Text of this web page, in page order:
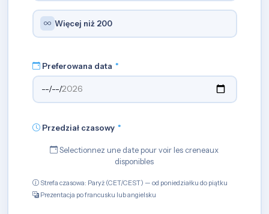
Więcej niż 200
Preferowana data *
Przedział czasowy *
Selectionnez une date pour voir les creneaux
disponibles
Strefa czasowa: Paryż (CET/CEST) — od poniedziałku do piątku
Prezentacja po francusku lub angielsku